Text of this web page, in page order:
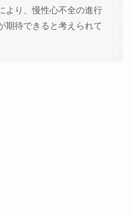
より、慢性心不全の進行
期待できると考えられて